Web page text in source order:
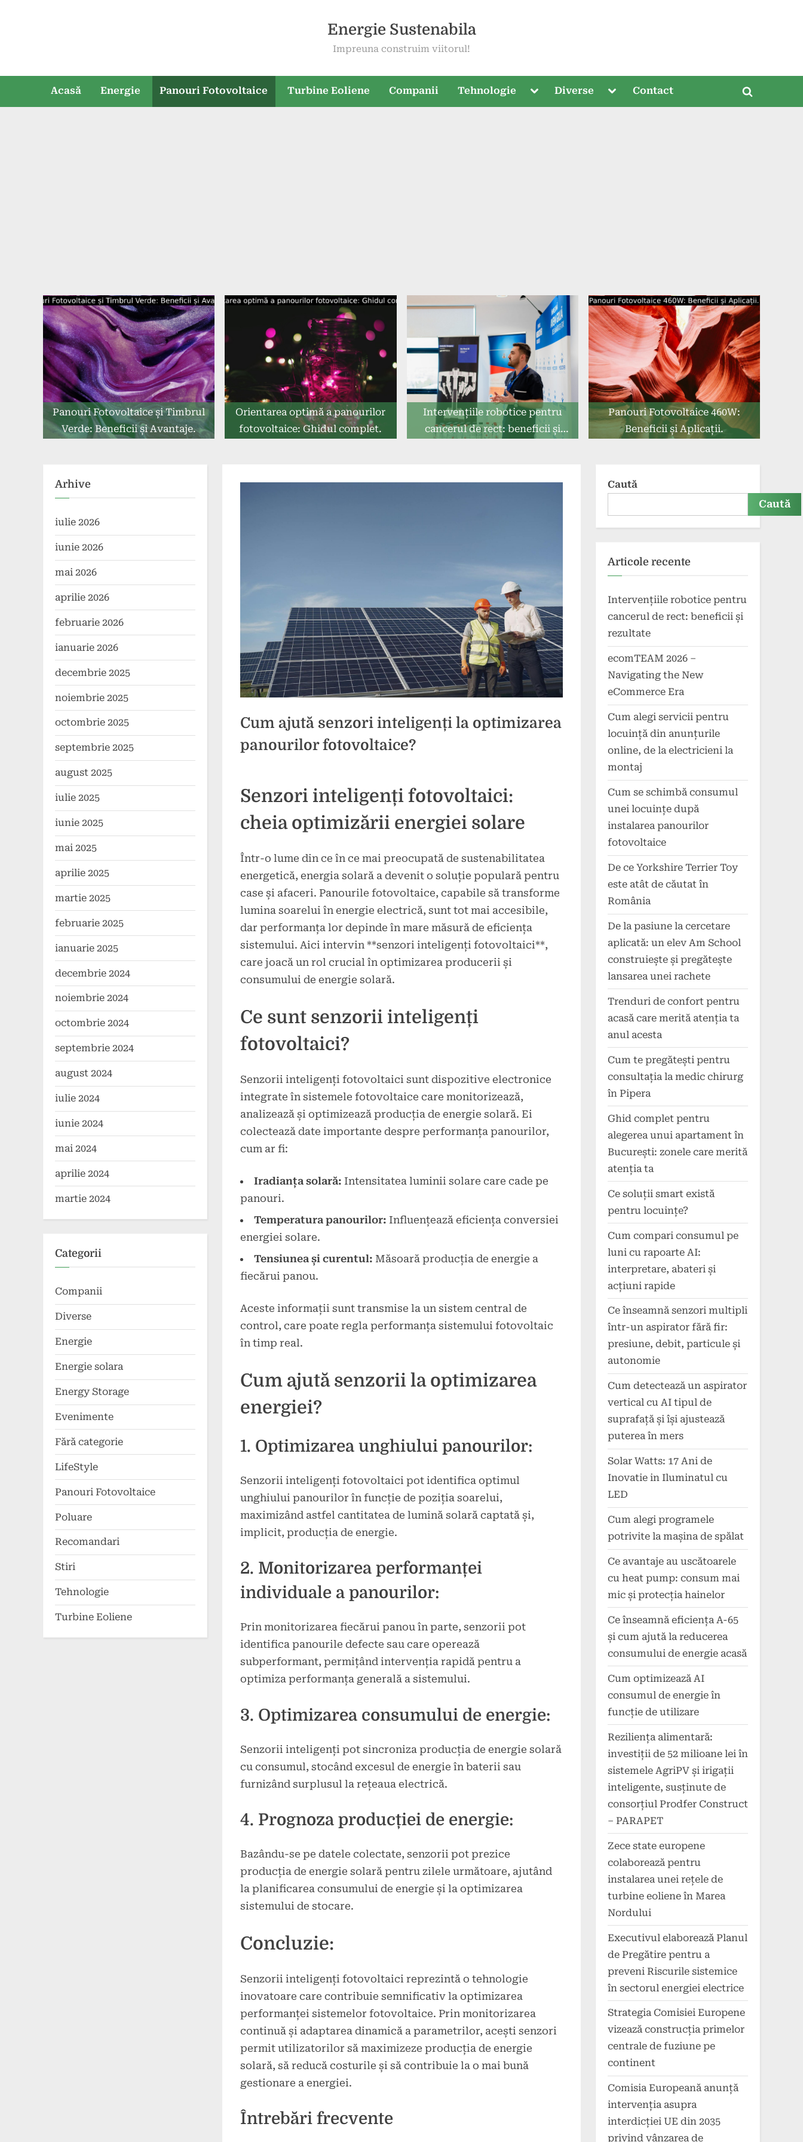
Energie Sustenabila
Impreuna construim viitorul!
Acasă Energie Panouri Fotovoltaice Turbine Eoliene Companii Tehnologie
Toggle
menu
Diverse
Toggle
menu
Contact
Toggle
Panouri Fotovoltaice și Timbrul
Verde: Beneficii și Avantaje.
Orientarea optimă a panourilor
fotovoltaice: Ghidul complet.
Intervențiile robotice pentru
cancerul de rect: beneficii și
Panouri Fotovoltaice 460W:
Beneficii și Aplicații.
Cum ajută senzori inteligenți la optimizarea
panourilor fotovoltaice?
on
noiembrie
2024
Senzori inteligenți fotovoltaici:
cheia optimizării energiei solare
Într-o lume din ce în ce mai preocupată de sustenabilitatea
energetică, energia solară a devenit o soluție populară pentru
case și afaceri. Panourile fotovoltaice, capabile să transforme
lumina soarelui în energie electrică, sunt tot mai accesibile,
dar performanța lor depinde în mare măsură de eficiența
sistemului. Aici intervin **senzori inteligenți fotovoltaici**,
care joacă un rol crucial în optimizarea producerii și
consumului de energie solară.
Ce sunt senzorii inteligenți
fotovoltaici?
Senzorii inteligenți fotovoltaici sunt dispozitive electronice
integrate în sistemele fotovoltaice care monitorizează,
analizează și optimizează producția de energie solară. Ei
colectează date importante despre performanța panourilor,
cum ar fi:
Iradianța solară: Intensitatea luminii solare care cade pe
panouri.
Temperatura panourilor: Influențează eficiența conversiei
energiei solare.
Tensiunea și curentul: Măsoară producția de energie a
fiecărui panou.
Aceste informații sunt transmise la un sistem central de
control, care poate regla performanța sistemului fotovoltaic
în timp real.
Cum ajută senzorii la optimizarea
energiei?
1. Optimizarea unghiului panourilor:
Senzorii inteligenți fotovoltaici pot identifica optimul
unghiului panourilor în funcție de poziția soarelui,
maximizând astfel cantitatea de lumină solară captată și,
implicit, producția de energie.
2. Monitorizarea performanței
individuale a panourilor:
Prin monitorizarea fiecărui panou în parte, senzorii pot
identifica panourile defecte sau care operează
subperformant, permițând intervenția rapidă pentru a
optimiza performanța generală a sistemului.
3. Optimizarea consumului de energie:
Senzorii inteligenți pot sincroniza producția de energie solară
cu consumul, stocând excesul de energie în baterii sau
furnizând surplusul la rețeaua electrică.
4. Prognoza producției de energie:
Bazându-se pe datele colectate, senzorii pot prezice
producția de energie solară pentru zilele următoare, ajutând
la planificarea consumului de energie și la optimizarea
sistemului de stocare.
Concluzie:
Senzorii inteligenți fotovoltaici reprezintă o tehnologie
inovatoare care contribuie semnificativ la optimizarea
performanței sistemelor fotovoltaice. Prin monitorizarea
continuă și adaptarea dinamică a parametrilor, acești senzori
permit utilizatorilor să maximizeze producția de energie
solară, să reducă costurile și să contribuie la o mai bună
gestionare a energiei.
Întrebări frecvente
Arhive
iulie 2026
iunie 2026
mai 2026
aprilie 2026
februarie 2026
ianuarie 2026
decembrie 2025
noiembrie 2025
octombrie 2025
septembrie 2025
august 2025
iulie 2025
iunie 2025
mai 2025
aprilie 2025
martie 2025
februarie 2025
ianuarie 2025
decembrie 2024
noiembrie 2024
octombrie 2024
septembrie 2024
august 2024
iulie 2024
iunie 2024
mai 2024
aprilie 2024
martie 2024
Categorii
Companii
Diverse
Energie
Energie solara
Energy Storage
Evenimente
Fără categorie
LifeStyle
Panouri Fotovoltaice
Poluare
Recomandari
Stiri
Tehnologie
Turbine Eoliene
Caută
Caută
Articole recente
Intervențiile robotice pentru
cancerul de rect: beneficii și
rezultate
ecomTEAM 2026 –
Navigating the New
eCommerce Era
Cum alegi servicii pentru
locuință din anunțurile
online, de la electricieni la
montaj
Cum se schimbă consumul
unei locuințe după
instalarea panourilor
fotovoltaice
De ce Yorkshire Terrier Toy
este atât de căutat în
România
De la pasiune la cercetare
aplicată: un elev Am School
construiește și pregătește
lansarea unei rachete
Trenduri de confort pentru
acasă care merită atenția ta
anul acesta
Cum te pregătești pentru
consultația la medic chirurg
în Pipera
Ghid complet pentru
alegerea unui apartament în
București: zonele care merită
atenția ta
Ce soluții smart există
pentru locuințe?
Cum compari consumul pe
luni cu rapoarte AI:
interpretare, abateri și
acțiuni rapide
Ce înseamnă senzori multipli
într-un aspirator fără fir:
presiune, debit, particule și
autonomie
Cum detectează un aspirator
vertical cu AI tipul de
suprafață și își ajustează
puterea în mers
Solar Watts: 17 Ani de
Inovatie in Iluminatul cu
LED
Cum alegi programele
potrivite la mașina de spălat
Ce avantaje au uscătoarele
cu heat pump: consum mai
mic și protecția hainelor
Ce înseamnă eficiența A-65
și cum ajută la reducerea
consumului de energie acasă
Cum optimizează AI
consumul de energie în
funcție de utilizare
Reziliența alimentară:
investiții de 52 milioane lei în
sistemele AgriPV și irigații
inteligente, susținute de
consorțiul Prodfer Construct
– PARAPET
Zece state europene
colaborează pentru
instalarea unei rețele de
turbine eoliene în Marea
Nordului
Executivul elaborează Planul
de Pregătire pentru a
preveni Riscurile sistemice
în sectorul energiei electrice
Strategia Comisiei Europene
vizează construcția primelor
centrale de fuziune pe
continent
Comisia Europeană anunță
intervenția asupra
interdicției UE din 2035
privind vânzarea de